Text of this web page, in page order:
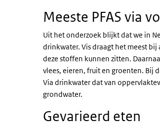
Meeste PFAS via
Uit het onderzoek blijkt dat we in
drinkwater. Vis draagt het meest
deze stoffen kunnen zitten.
vlees, eieren, fruit en groenten. Bij
Via drinkwater dat van
grondwater.
Gevarieerd eten